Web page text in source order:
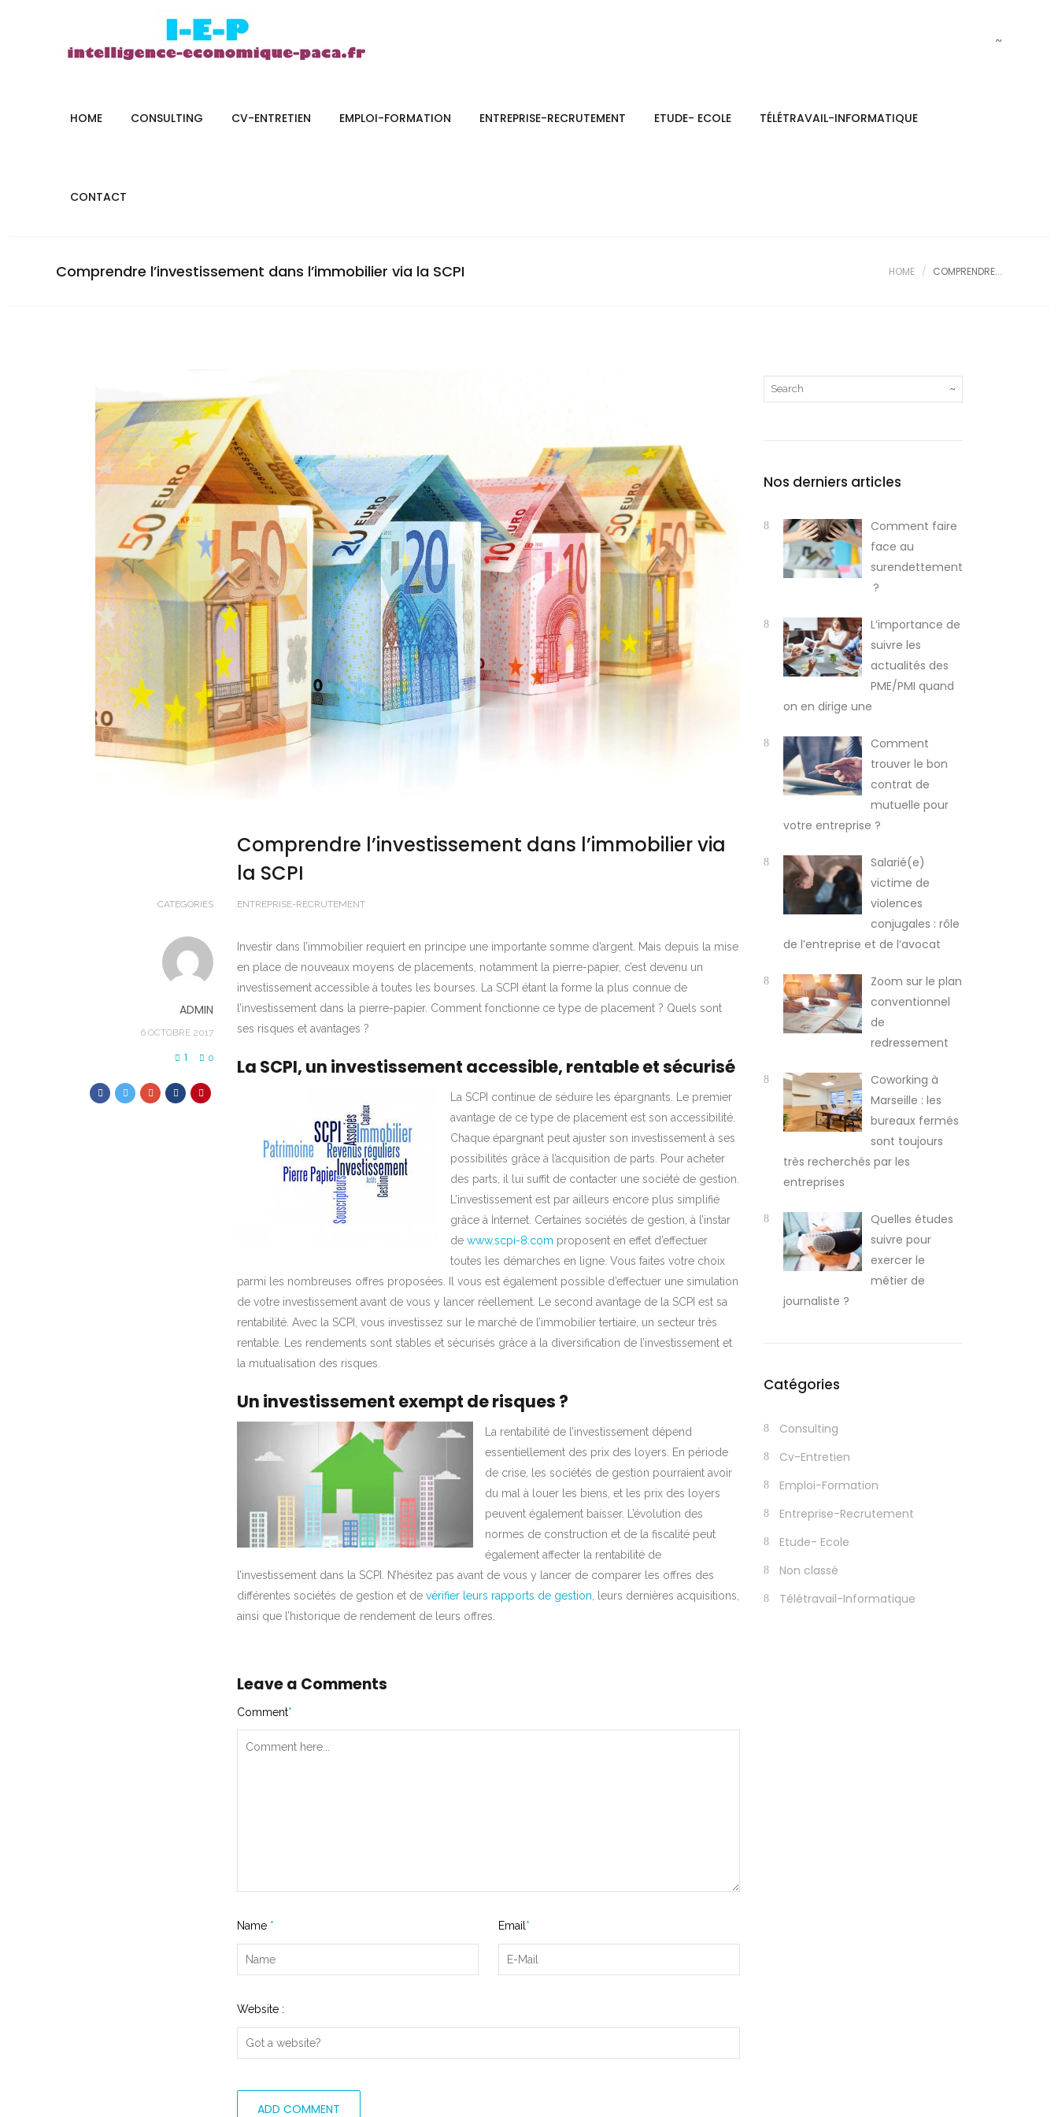
HOME CONSULTING CV-ENTRETIEN EMPLOI-FORMATION ENTREPRISE-RECRUTEMENT ETUDE- ECOLE TÉLÉTRAVAIL-INFORMATIQUE
CONTACT
Comprendre l’investissement dans l’immobilier via la SCPI HOME COMPRENDRE...
Comprendre l’investissement dans l’immobilier via
la SCPI
CATEGORIES ENTREPRISE-RECRUTEMENT
ADMIN
6 OCTOBRE 2017
1 0
Investir dans l’immobilier requiert en principe une importante somme d’argent. Mais depuis la mise
en place de nouveaux moyens de placements, notamment la pierre-papier, c’est devenu un
investissement accessible à toutes les bourses. La SCPI étant la forme la plus connue de
l’investissement dans la pierre-papier. Comment fonctionne ce type de placement ? Quels sont
ses risques et avantages ?
La SCPI, un investissement accessible, rentable et sécurisé
La SCPI continue de séduire les épargnants. Le premier
avantage de ce type de placement est son accessibilité.
Chaque épargnant peut ajuster son investissement à ses
possibilités grâce à l’acquisition de parts. Pour acheter
des parts, il lui suffit de contacter une société de gestion.
L’investissement est par ailleurs encore plus simplifié
grâce à Internet. Certaines sociétés de gestion, à l’instar
de www.scpi-8.com proposent en effet d’effectuer
toutes les démarches en ligne. Vous faites votre choix
parmi les nombreuses offres proposées. Il vous est également possible d’effectuer une simulation
de votre investissement avant de vous y lancer réellement. Le second avantage de la SCPI est sa
rentabilité. Avec la SCPI, vous investissez sur le marché de l’immobilier tertiaire, un secteur très
rentable. Les rendements sont stables et sécurisés grâce à la diversification de l’investissement et
la mutualisation des risques.
Un investissement exempt de risques ?
La rentabilité de l’investissement dépend
essentiellement des prix des loyers. En période
de crise, les sociétés de gestion pourraient avoir
du mal à louer les biens, et les prix des loyers
peuvent également baisser. L’évolution des
normes de construction et de la fiscalité peut
également affecter la rentabilité de
l’investissement dans la SCPI. N’hésitez pas avant de vous y lancer de comparer les offres des
différentes sociétés de gestion et de vérifier leurs rapports de gestion , leurs dernières acquisitions,
ainsi que l’historique de rendement de leurs offres.
Leave a Comments
Comment*
Name * Email *
Website :
Nos derniers articles
Comment faire
face au
surendettement
?
L’importance de
suivre les
actualités des
PME/PMI quand
on en dirige une
Comment
trouver le bon
contrat de
mutuelle pour
votre entreprise ?
Salarié(e)
victime de
violences
conjugales : rôle
de l’entreprise et de l’avocat
Zoom sur le plan
conventionnel
de
redressement
Coworking à
Marseille : les
bureaux fermés
sont toujours
très recherchés par les
entreprises
Quelles études
suivre pour
exercer le
métier de
journaliste ?
Catégories
Consulting
Cv-Entretien
Emploi-Formation
Entreprise-Recrutement
Etude- Ecole
Non classé
Télétravail-Informatique